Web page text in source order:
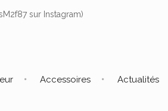
sur Instagram)
Accessoires Actualités